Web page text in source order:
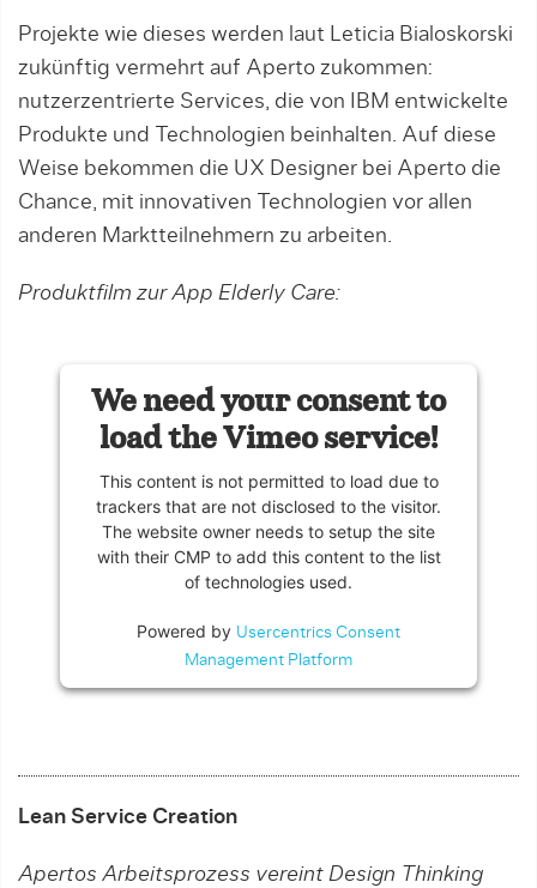
Projekte wie dieses werden laut Leticia Bialoskorski
zukünftig vermehrt auf Aperto zukommen:
nutzerzentrierte Services, die von IBM entwickelte
Produkte und Technologien beinhalten. Auf diese
Weise bekommen die UX Designer bei Aperto die
Chance, mit innovativen Technologien vor allen
anderen Marktteilnehmern zu arbeiten.
Produktfilm zur App Elderly Care:
We need your consent to
load the Vimeo service!
This content is not permitted to load due to
trackers that are not disclosed to the visitor.
The website owner needs to setup the site
with their CMP to add this content to the list
of technologies used.
Powered by Usercentrics Consent
Management Platform
Lean Service Creation
Apertos Arbeitsprozess vereint Design Thinking